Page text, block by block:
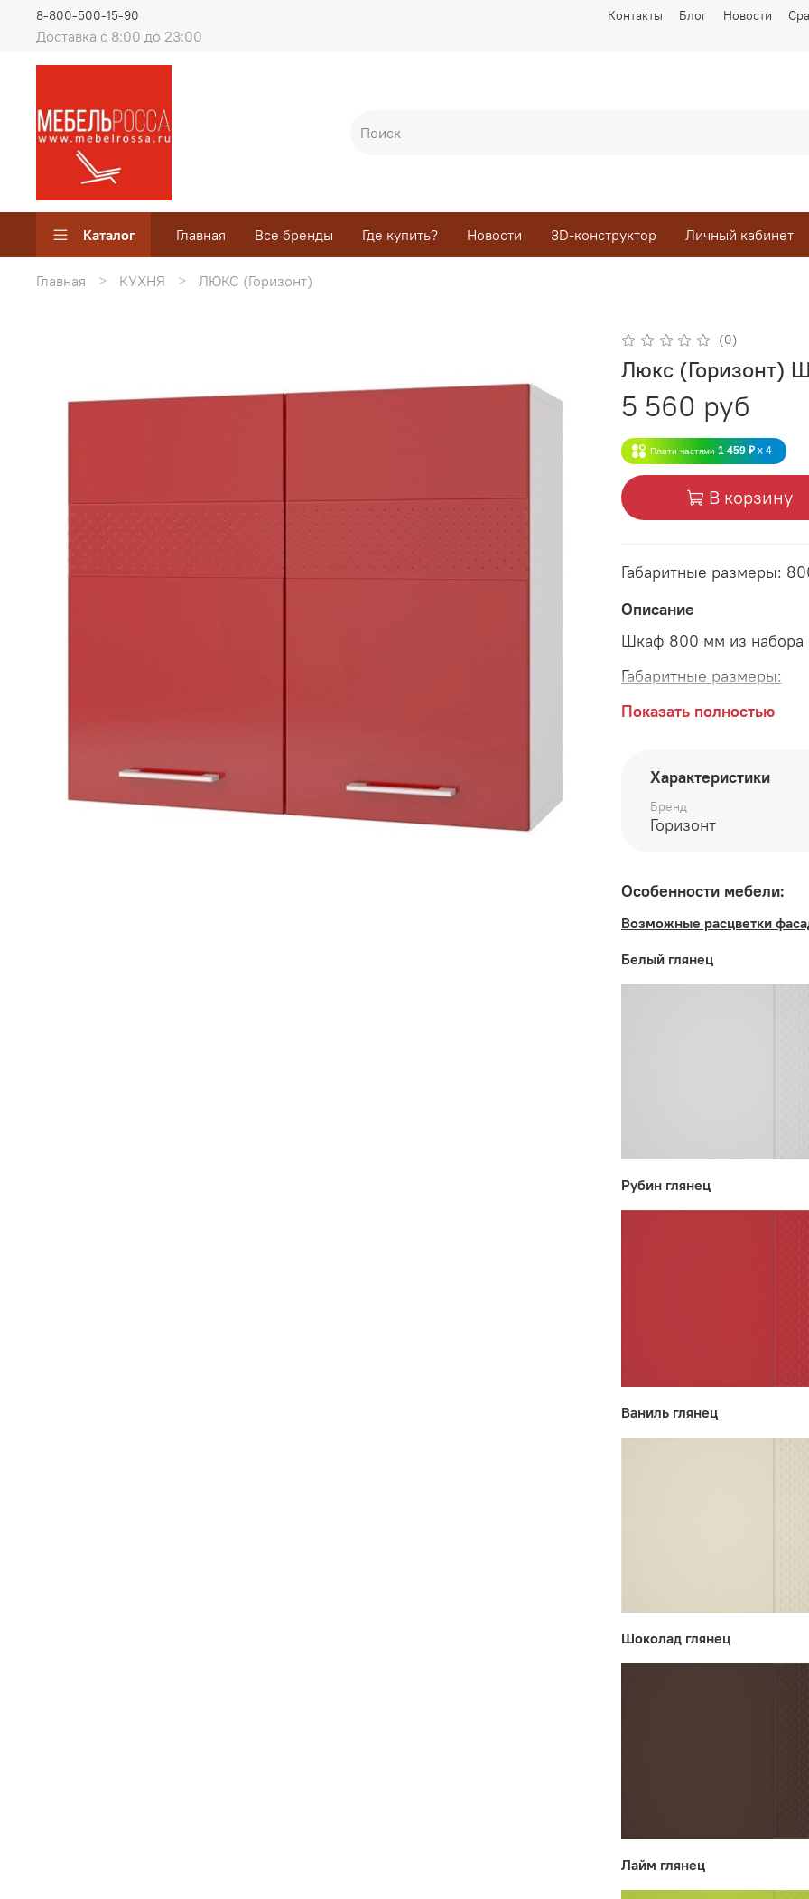
Контакты Блог Новости
Доставка с 8:00 до 23:00
8-800-500-15-90
Каталог Главная Все бренды Где купить? Новости 3D-конструктор Личный кабинет
Главная КУХНЯ ЛЮКС (Горизонт)
(0)
Люкс (Горизонт)
5 560 руб
Плати частями 1 459 ₽ x 4
В корзину
Габаритные размеры:
Описание
Шкаф 800 мм из набора
Габаритные размеры:
длина 800 мм
высота 690 мм
Возможные расцветки
глянец, Шоколад
Производитель:
Мебельная фабрика
Показать полностью
Характеристики
Бренд
Горизонт
Особенности мебели:
Возможные расцветки
Белый глянец
Рубин глянец
Ваниль глянец
Шоколад глянец
Лайм глянец